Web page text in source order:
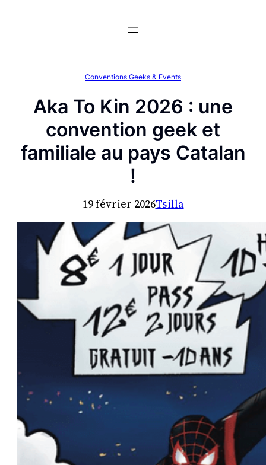
Conventions Geeks & Events
Aka To Kin 2026 : une
convention geek et
familiale au pays Catalan
!
19 février 2026Tsilla